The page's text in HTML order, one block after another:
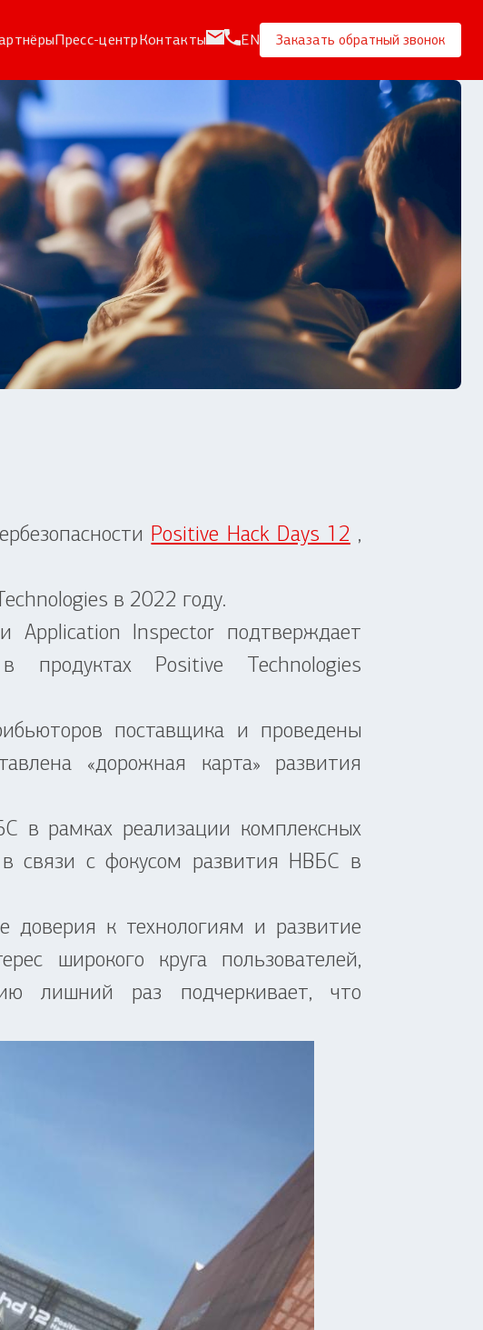
Пресс-центрКонтакты EN Заказать обратный звонок
Positive Hack Days 12 ,
в 2022 году.
Application Inspector подтверждает
Positive Technologies
поставщика и проведены
«дорожная карта» развития
в рамках реализации комплексных
в связи с фокусом развития НВБС в
к технологиям и развитие
широкого круга пользователей,
лишний раз подчеркивает, что